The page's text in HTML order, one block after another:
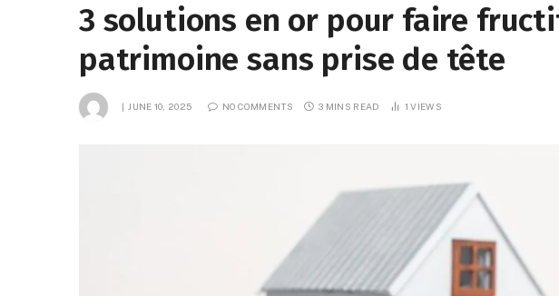
3 solutions en or pour faire
patrimoine sans prise de tête
JUNE 10, 2025 NO COMMENTS 3 MINS READ 1VIEWS